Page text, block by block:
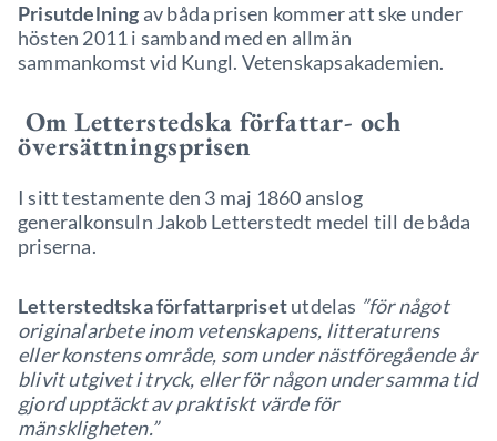
Prisutdelning av båda prisen kommer att ske under
hösten 2011 i samband med en allmän
sammankomst vid Kungl. Vetenskapsakademien.
Om Letterstedska författar- och
översättningsprisen
I sitt testamente den 3 maj 1860 anslog
generalkonsuln Jakob Letterstedt medel till de båda
priserna.
Letterstedtska författarprisetutdelas ”för något
originalarbete inom vetenskapens, litteraturens
eller konstens område, som under nästföregående år
blivit utgivet i tryck, eller för någon under samma tid
gjord upptäckt av praktiskt värde för
mänskligheten.”